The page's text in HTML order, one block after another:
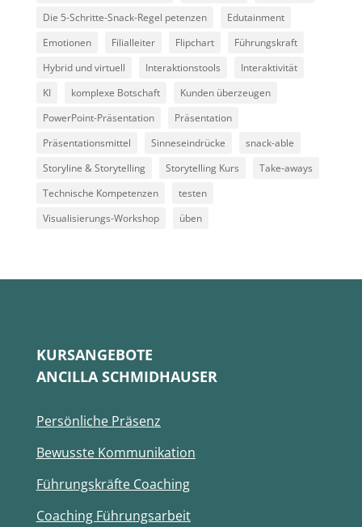
Die 5-Schritte-Snack-Regel petenzen
Edutainment
Emotionen
Filialleiter Flipchart
Führungskraft
Hybrid und virtuell
Interaktionstools
Interaktivität
KI
komplexe Botschaft
Kunden überzeugen
PowerPoint-Präsentation
Präsentation
Präsentationsmittel
Sinneseindrücke
snack-able
Storyline & Storytelling
Storytelling Kurs
Take-aways
Technische Kompetenzen
testen
Visualisierungs-Workshop
üben
KURSANGEBOTE
ANCILLA SCHMIDHAUSER
Persönliche Präsenz
Bewusste Kommunikation
Führungskräfte Coaching
Coaching Führungsarbeit